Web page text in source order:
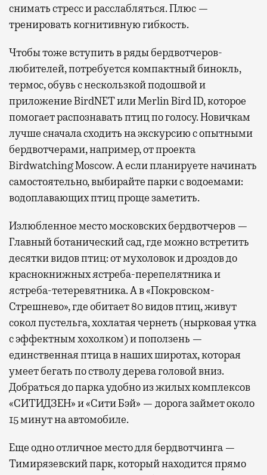
снимать стресс и расслабляться. Плюс —
тренировать когнитивную гибкость.
Чтобы тоже вступить в ряды бердвотчеров-
любителей, потребуется компактный бинокль,
термос, обувь с нескользкой подошвой и
приложение BirdNET или Merlin Bird ID, которое
помогает распознавать птиц по голосу. Новичкам
лучше сначала сходить на экскурсию с опытными
бердвотчерами, например, от проекта
Birdwatching Moscow. А если планируете начинать
самостоятельно, выбирайте парки с водоемами:
водоплавающих птиц проще заметить.
Излюбленное место московских бердвотчеров —
Главный ботанический сад, где можно встретить
десятки видов птиц: от мухоловок и дроздов до
краснокнижных ястреба-перепелятника и
ястреба-тетеревятника. А в «Покровском-
Стрешнево», где обитает 80 видов птиц, живут
сокол пустельга, хохлатая чернеть (нырковая утка
с эффектным хохолком) и поползень —
единственная птица в наших широтах, которая
умеет бегать по стволу дерева головой вниз.
Добраться до парка удобно из жилых комплексов
«СИТИДЗЕН» и «Сити Бэй» — дорога займет около
15 минут на автомобиле.
Еще одно отличное место для бердвотчинга —
Тимирязевский парк, который находится прямо